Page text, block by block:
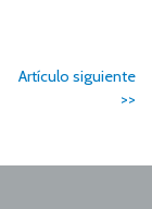
Artículo siguiente
>>